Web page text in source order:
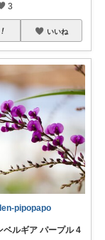
3
いいね
pipopapo
ベルギア パープル 4